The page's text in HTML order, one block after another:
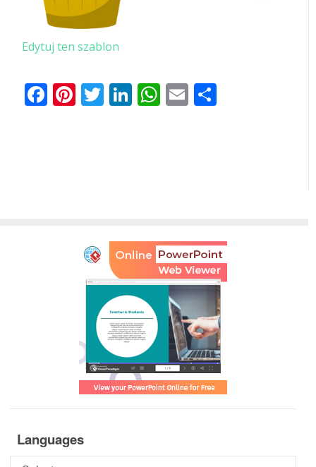
Edytuj ten szablon
Facebook
Pinterest
Twitter
LinkedIn
WhatsApp
Email
Languages